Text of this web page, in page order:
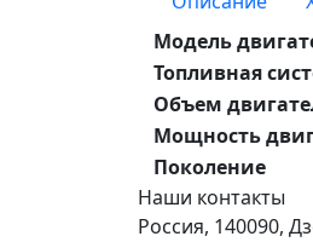
Модель
Топливная
Объем
Мощность
Поколение
Наши контакты
Россия, 140090,